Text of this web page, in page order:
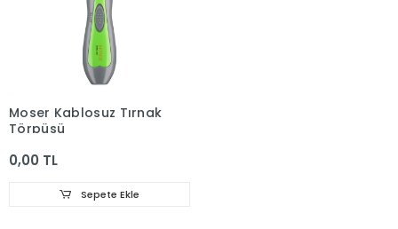
Moser Kablosuz Tırnak
Törpüsü
0,00 TL
Sepete Ekle